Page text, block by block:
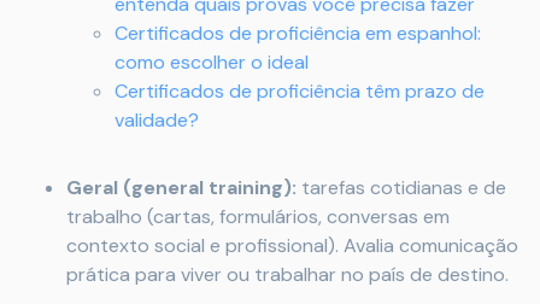
Certificados de proficiência em espanhol:
como escolher o ideal
Certificados de proficiência têm prazo de
validade?
Geral (general training): tarefas cotidianas e de
trabalho (cartas, formulários, conversas em
contexto social e profissional). Avalia comunicação
prática para viver ou trabalhar no país de destino.